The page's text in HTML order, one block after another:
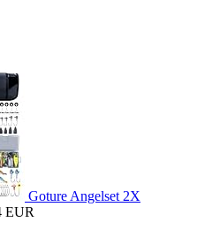
Goture Angelset 2X
EUR